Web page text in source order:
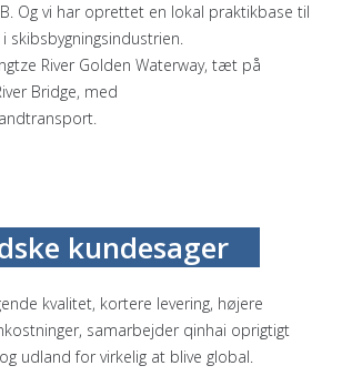
Og vi har oprettet en lokal praktikbase til
River Golden Waterway, tæt på
Bridge, med
kundesager
kvalitet, kortere levering, højere
samarbejder qinhai oprigtigt
udland for virkelig at blive global.